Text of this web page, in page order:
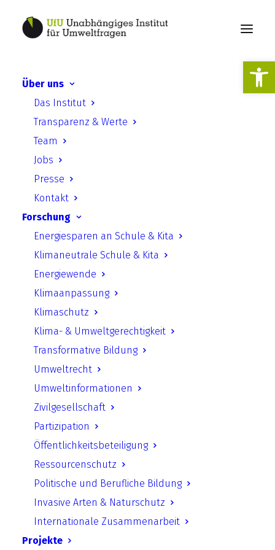
Über uns
Das Institut
Transparenz & Werte
Team
Jobs
Presse
Kontakt
Forschung
Energiesparen an Schule & Kita
Klimaneutrale Schule & Kita
Energiewende
Klimaanpassung
Klimaschutz
Klima- & Umweltgerechtigkeit
Transformative Bildung
Umweltrecht
Umweltinformationen
Zivilgesellschaft
Partizipation
Öffentlichkeitsbeteiligung
Ressourcenschutz
Politische und Berufliche Bildung
Invasive Arten & Naturschutz
Internationale Zusammenarbeit
Projekte
Podcastserie:
Rechtsdschungel – Der
Podcast zu Recht und Ethik
im Umgang mit
Biodiversitäts- und
Umweltdaten
Podcastserie: Rechtsdschungel
– Der Podcast zu Recht und
Ethik im Umgang mit
Biodiversitäts- und
Umweltdaten